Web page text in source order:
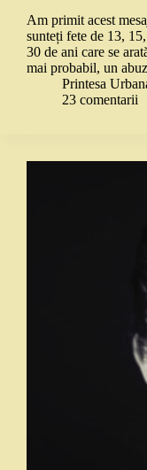
Am primit acest
sunteți fete de 13,
30 de ani care se
mai probabil, un
Printesa
23 comentarii